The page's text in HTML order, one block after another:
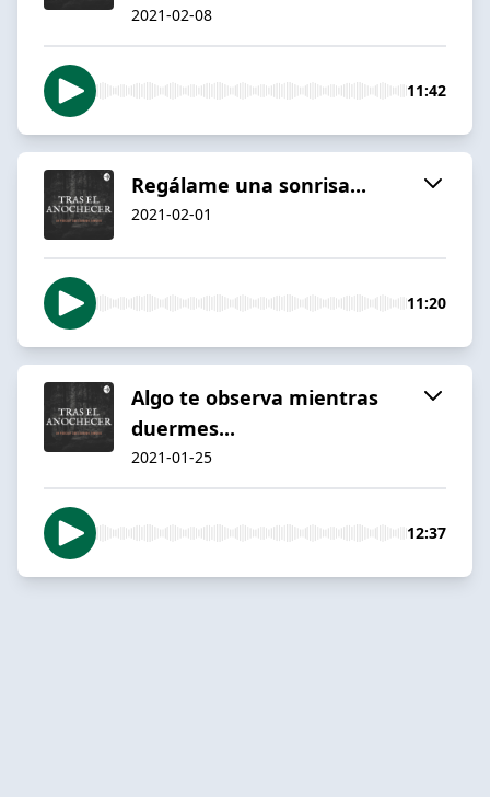
2021-02-08
11:42
Regálame una sonrisa...
2021-02-01
11:20
Algo te observa mientras
duermes...
2021-01-25
12:37